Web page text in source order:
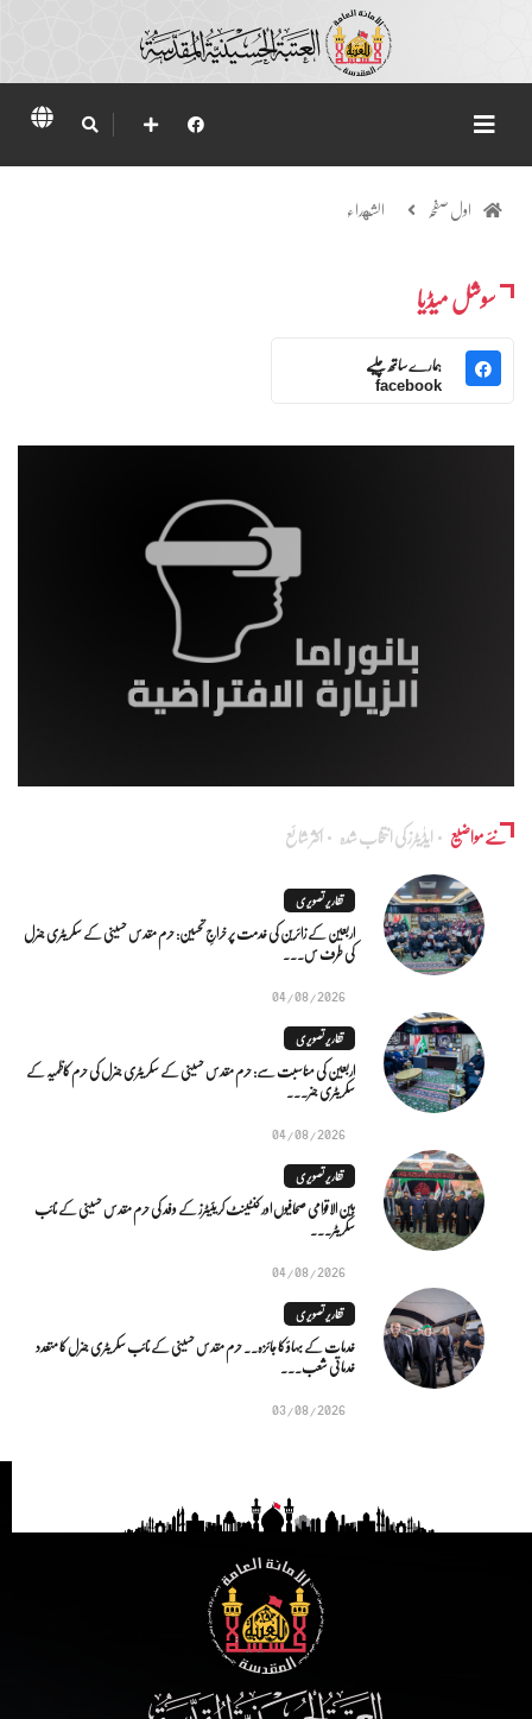
اول صفحہ الشهداء
سوشل میڈیا
ہمارے ساتھ چلیے
facebook
نئے مواضیع ایڈٰیٹرز کی انتخاب شدہ اکثر شائع
تقاریر تصویری
اربعین کے زائرین کی خدمت پر خراجِ تحسین: حرم مقدس حسینی کے سکریٹری جنرل
کی طرف س...
04/08/2026
تقاریر تصویری
اربعین کی مناسبت سے: حرم مقدس حسینی کے سکریٹری جنرل کی حرم کاظمیہ کے
سکریٹری جنر...
04/08/2026
تقاریر تصویری
بین الاقوامی صحافیوں اور کنٹینٹ کریئیٹرز کے وفد کی حرم مقدس حسینی کے نائب
سکریٹر...
04/08/2026
تقاریر تصویری
خدمات کے بہاؤ کا جائزہ.. حرم مقدس حسینی کے نائب سکریٹری جنرل کا متعدد
خدماتی شعب...
03/08/2026